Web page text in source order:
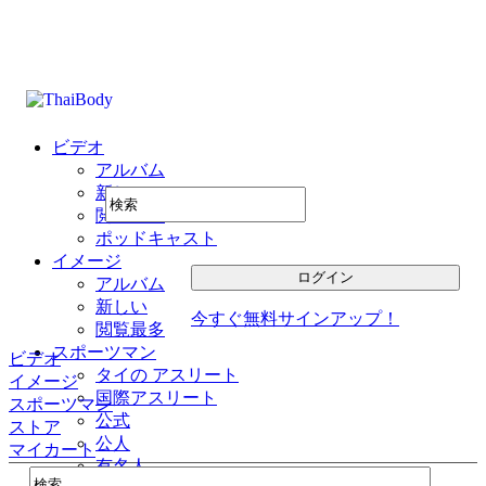
ビデオ
アルバム
新しい
閲覧最多
ポッドキャスト
イメージ
アルバム
新しい
閲覧最多
スポーツマン
タイの アスリート
国際アスリート
公式
公人
有名人
今すぐ無料サインアップ！
ビデオ
イメージ
スポーツマン
ストア
マイカート